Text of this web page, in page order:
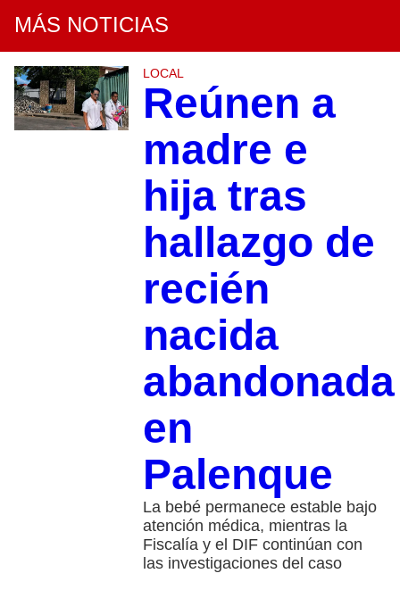
MÁS NOTICIAS
LOCAL
Reúnen a
madre e
hija tras
hallazgo de
recién
nacida
abandonada
en
Palenque
La bebé permanece estable bajo
atención médica, mientras la
Fiscalía y el DIF continúan con
las investigaciones del caso